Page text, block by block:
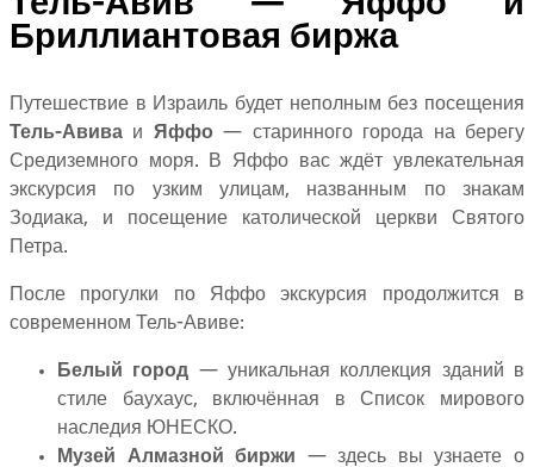
Бриллиантовая биржа
Путешествие в Израиль будет неполным без посещения
Тель-Авива и Яффо — старинного города на берегу
Средиземного моря. В Яффо вас ждёт увлекательная
экскурсия по узким улицам, названным по знакам
Зодиака, и посещение католической церкви Святого
Петра.
После прогулки по Яффо экскурсия продолжится в
современном Тель-Авиве:
Белый город — уникальная коллекция зданий в
стиле баухаус, включённая в Список мирового
наследия ЮНЕСКО.
Музей Алмазной биржи — здесь вы узнаете о